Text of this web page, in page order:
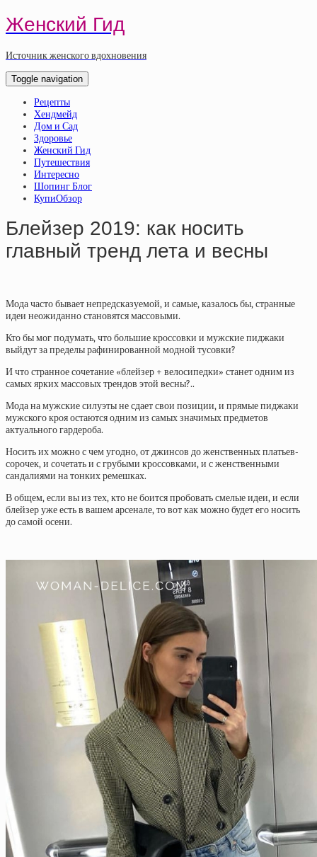
Женский Гид
Источник женского вдохновения
Toggle navigation
Рецепты
Хендмейд
Дом и Сад
Здоровье
Женский Гид
Путешествия
Интересно
Шопинг Блог
КупиОбзор
Блейзер 2019: как носить
главный тренд лета и весны
Мода часто бывает непредсказуемой, и самые, казалось бы, странные
идеи неожиданно становятся массовыми.
Кто бы мог подумать, что большие кроссовки и мужские пиджаки
выйдут за пределы рафинированной модной тусовки?
И что странное сочетание «блейзер + велосипедки» станет одним из
самых ярких массовых трендов этой весны?..
Мода на мужские силуэты не сдает свои позиции, и прямые пиджаки
мужского кроя остаются одним из самых значимых предметов
актуального гардероба.
Носить их можно с чем угодно, от джинсов до женственных платьев-
сорочек, и сочетать и с грубыми кроссовками, и с женственными
сандалиями на тонких ремешках.
В общем, если вы из тех, кто не боится пробовать смелые идеи, и если
блейзер уже есть в вашем арсенале, то вот как можно будет его носить
до самой осени.